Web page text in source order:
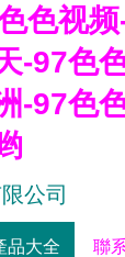
色视
-97色
-97色
公司
品大全 聯